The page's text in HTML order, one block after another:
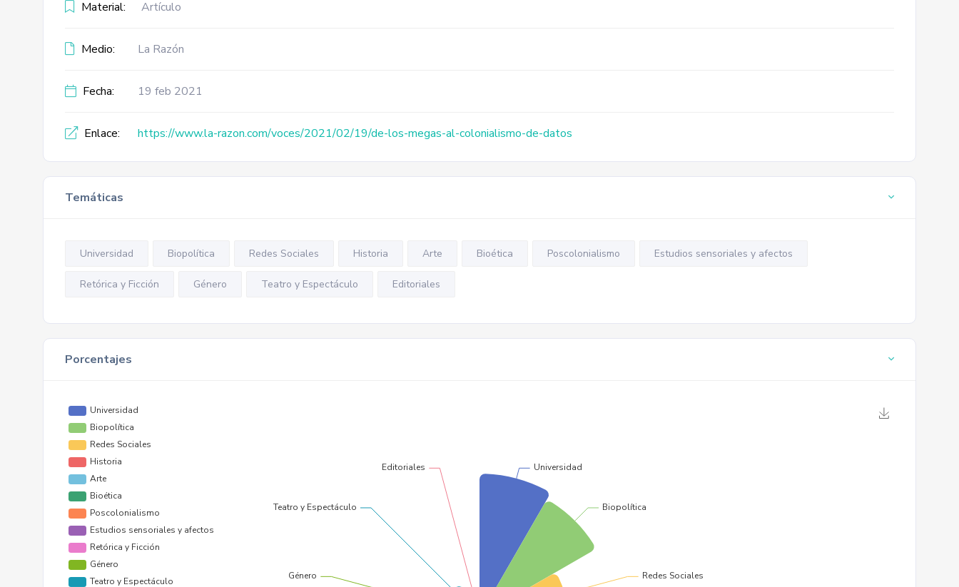
Material: Artículo
Medio: La Razón
Fecha: 19 feb 2021
Enlace: https://www.la-razon.com/voces/2021/02/19/de-los-megas-al-colonialismo-de-datos
Temáticas
Universidad Biopolítica Redes Sociales Historia Arte Bioética Poscolonialismo Estudios sensoriales y afectos
Retórica y Ficción Género Teatro y Espectáculo Editoriales
Porcentajes